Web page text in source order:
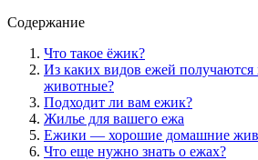
Содержание
Что такое ёжик?
Из каких видов ежей
животные?
Подходит ли вам ежик?
Жилье для вашего ежа
Ежики — хорошие домашние
Что еще нужно знать о ежах?